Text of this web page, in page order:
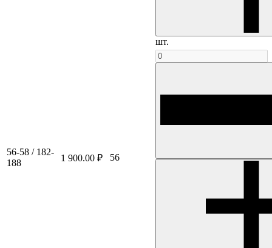
шт.
56-58 / 182-
188
1 900.00 ₽ 56